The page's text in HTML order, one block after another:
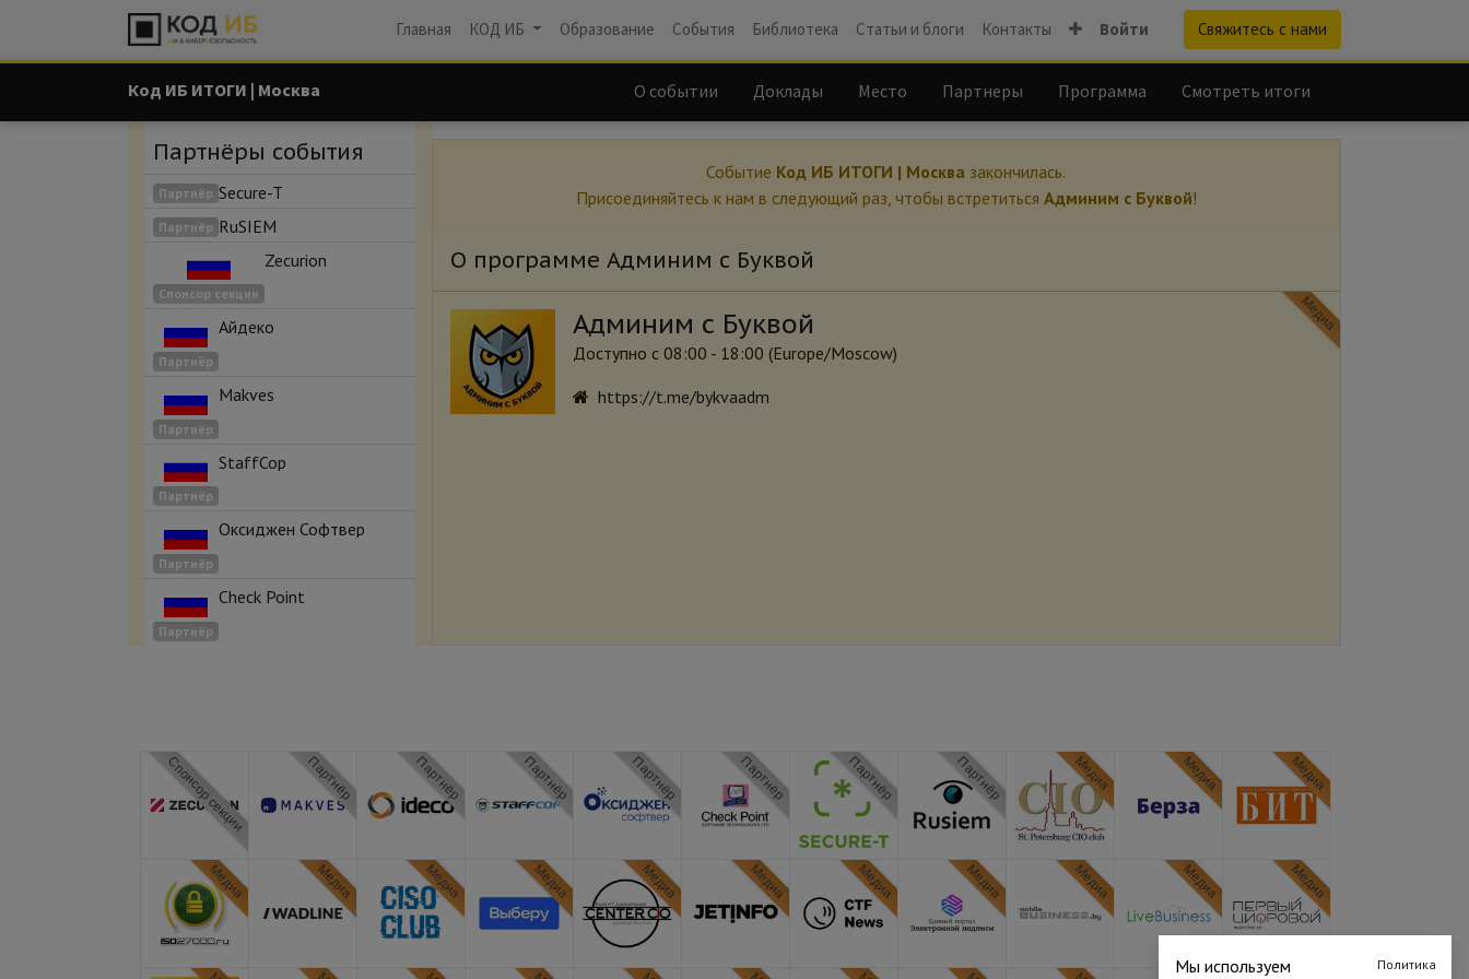
Главная КОД ИБ Образование События Библиотека Статьи и блоги Контакты Войти Свяжитесь с нами
Код ИБ ИТОГИ | Москва О событии Доклады Место Партнеры Программа Смотреть итоги
Партнёры события
Партнёр Secure-T
Партнёр RuSIEM
Спонсор секции
Zecurion
Партнёр
Айдеко
Партнёр
Makves
Партнёр
StaffCop
Партнёр
Оксиджен Софтвер
Партнёр
Check Point
Событие Код ИБ ИТОГИ | Москва закончилась.
Присоединяйтесь к нам в следующий раз, чтобы встретиться Админим с Буквой!
О программе Админим с Буквой
Админим с Буквой Медиа
Доступно с 08:00 - 18:00 (Europe/Moscow)
https://t.me/bykvaadm
Спонсор секции Партнёр Партнёр Партнёр Партнёр Партнёр Партнёр Партнёр Медиа Медиа Медиа
Медиа Медиа Медиа Медиа Медиа Медиа Медиа Медиа Медиа Медиа Медиа
Мы используем
Политика